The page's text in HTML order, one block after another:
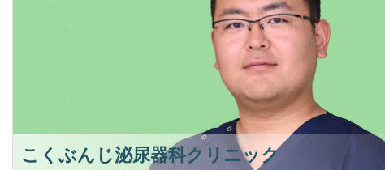
こくぶんじ泌尿器科クリニック